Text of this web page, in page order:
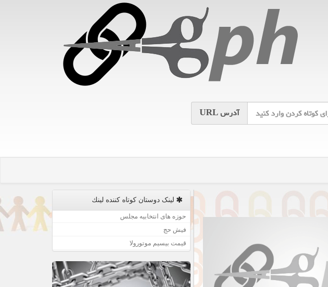
آدرسURL
لینک دوستان كوتاه كننده لینك
حوزه های انتخابیه مجلس
فیش حج
قیمت بیسیم موتورولا